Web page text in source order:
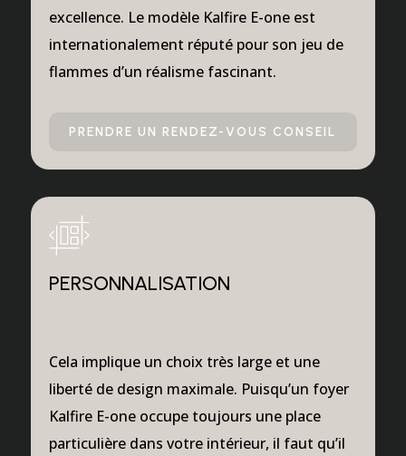
excellence. Le modèle Kalfire E-one est
internationalement réputé pour son jeu de
flammes d’un réalisme fascinant.
PRENDRE UN RENDEZ-VOUS CONSEIL
PERSONNALISATION
Cela implique un choix très large et une
liberté de design maximale. Puisqu’un foyer
Kalfire E-one occupe toujours une place
particulière dans votre intérieur, il faut qu’il